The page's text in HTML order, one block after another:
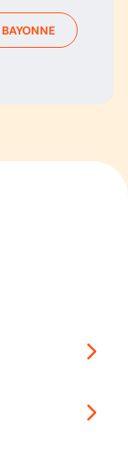
BAYONNE